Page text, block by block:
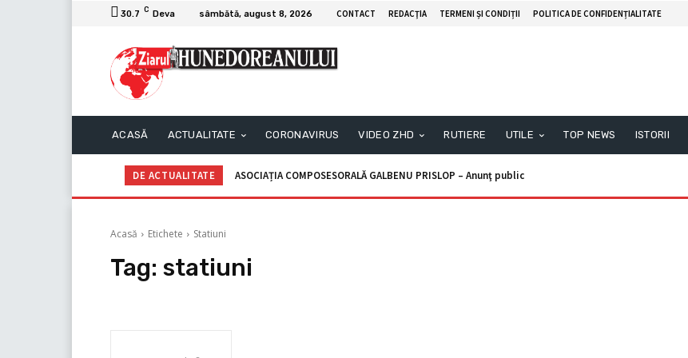
30.7 C Deva sâmbătă, august 8, 2026 CONTACT REDACŢIA TERMENI ȘI CONDIȚII POLITICA DE CONFIDENȚIALITATE
ACASĂ ACTUALITATE CORONAVIRUS VIDEO ZHD RUTIERE UTILE TOP NEWS ISTORII
DE ACTUALITATE ASOCIAȚIA COMPOSESORALĂ GALBENU PRISLOP – Anunţ public
Acasă Etichete Statiuni
Tag: statiuni